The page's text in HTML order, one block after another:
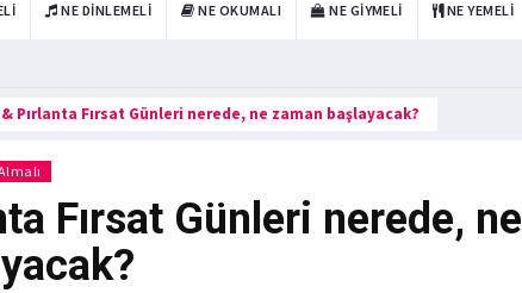
NE DINLEMELI NE OKUMALI NE GIYMELI NE YEMELI
& Pırlanta Fırsat Günleri nerede, ne zaman başlayacak?
Fırsat Günleri nerede, ne